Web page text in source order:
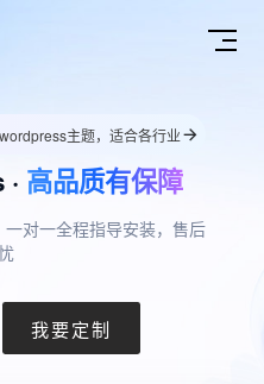
主题，适合各行业
高品质有保障
对一全程指导安装，售后
我要定制